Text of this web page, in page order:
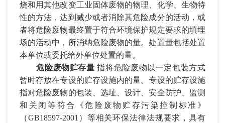
烧和用其他改变工业固体废物的物理、化学、生物特
性的方法，达到减少或者消除其危险成分的活动，或
者将危险废物最终置于符合环境保护规定要求的填埋
场的活动中，所消纳危险废物的量。处置量包括处置
本单位或委托给外单位处置的量。
危险废物贮存量 指将危险废物以一定包装方式
暂时存放在专设的贮存设施内的量。专设的贮存设施
指对危险废物的包装、选址、设计、安全防护、监测
和关闭等符合《危险废物贮存污染控制标准》
（GB18597-2001 ）等相关环保法律法规要求，具有